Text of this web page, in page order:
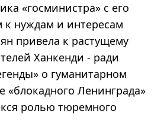
«госминистра» с его
нуждам и интересам
привела к растущему
Ханкенди - ради
о гуманитарном
«блокадного Ленинграда»
ролью тюремного